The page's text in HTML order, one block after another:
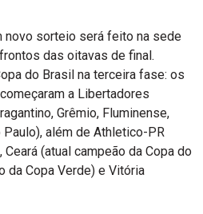
novo sorteio será feito na sede
das oitavas de final.
do Brasil na terceira fase: os
a Libertadores
Grêmio, Fluminense,
além de Athletico-PR
(atual campeão da Copa do
da Copa Verde) e Vitória